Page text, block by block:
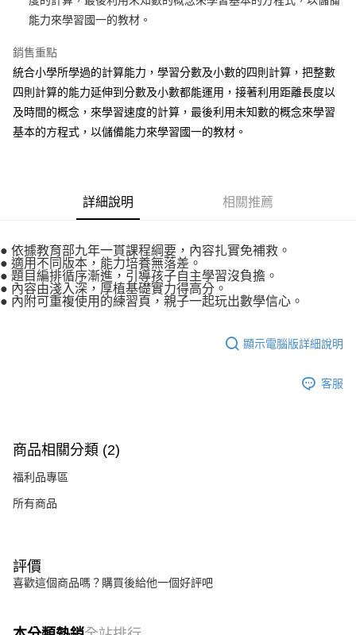
Google Pay
運送方式
全家取貨付款
每筆NT$60，滿NT$1,500(含以上)免運費
宅配滿額1500免運
每筆NT$100，滿NT$1,500(含以上)免運費
離島需選此配送方式
每筆NT$300，滿NT$1,500(含以上)免運費
能力來學習國一的教材。
銷售重點
統合小學所學過的計算能力，學習分數及小數的四則計算，把整數
四則計算的能力延伸到分數及小數都能運用，接著利用距離長度以
及時間的概念，來學習速度的計算，最後利用未知數的概念來學習
基本的方程式，以儲備能力來學習國一的教材。
詳細說明 相關推薦
● 依據教育部九年一貫課程綱要，內容扎實免補救。
● 適用不同版本，能力培養無落差。
● 題目編排循序漸進，引導孩子自主學習沒負擔。
● 內容由淺入深，厚植基礎實力得高分。
● 內附可重複使用的練習頁，親子一起玩出數學信心。
顯示電腦版詳細說明
客服
商品相關分類 (2)
福利品專區
所有商品
評價
喜歡這個商品嗎？購買後給他一個好評吧